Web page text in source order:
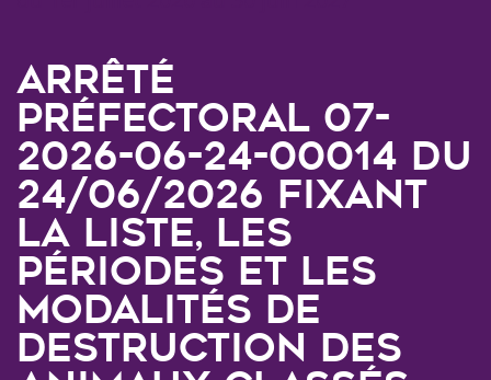
Arrêté
préfectoral 07-
2026-06-24-00014 du
24/06/2026 fixant
la liste, les
périodes et les
modalités de
destruction des